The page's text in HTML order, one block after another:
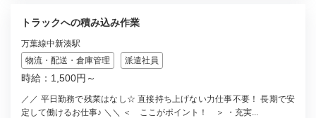
トラックへの積み込み作業
万葉線中新湊駅
物流・配送・倉庫管理
派遣社員
時給：1,500円～
／／ 平日勤務で残業はなし☆ 直接持ち上げない力仕事不要！ 長期で安
定して働けるお仕事♪ ＼＼ ＜ ここがポイント！ ＞ ・充実...